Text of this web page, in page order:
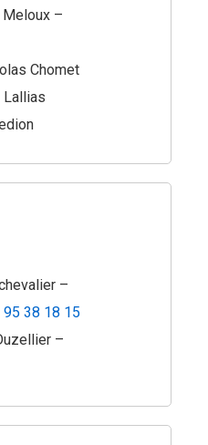
Meloux –
Chomet
Lallias
–
95 38 18 15
–